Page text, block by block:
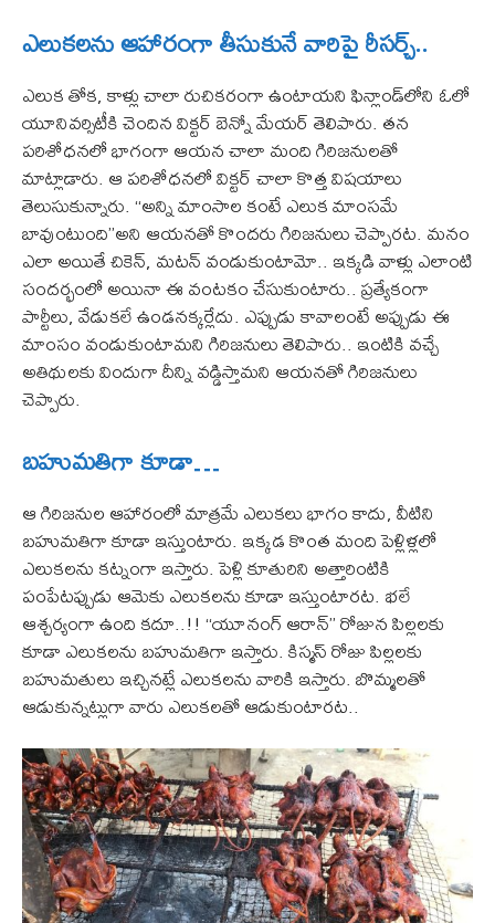
ఎలుకలను ఆహారంగా తీసుకునే వారిపై రీసర్చ్‌..
ఎలుక తోక, కాళ్లు చాలా రుచికరంగా ఉంటాయని ఫిన్లాండ్‌లోని ఓలో
యూనివర్సిటీకి చెందిన విక్టర్ బెన్నో మేయర్ తెలిపారు. తన
పరిశోధనలో భాగంగా ఆయన చాలా మంది గిరిజనులతో
మాట్లాడారు. ఆ పరిశోధనలో విక్టర్ చాలా కొత్త విషయాలు
తెలుసుకున్నారు. ‘‘అన్ని మాంసాల కంటే ఎలుక మాంసమే
బావుంటుంది’’అని ఆయనతో కొందరు గిరిజనులు చెప్పారట. మనం
ఎలా అయితే చికెన్‌, మటన్‌ వండుకుంటామో.. ఇక్కడి వాళ్లు ఎలాంటి
సందర్భంలో అయినా ఈ వంటకం చేసుకుంటారు.. ప్రత్యేకంగా
పార్టీలు, వేడుకలే ఉండనక్కర్లేదు. ఎప్పుడు కావాలంటే అప్పుడు ఈ
మాంసం వండుకుంటామని గిరిజనులు తెలిపారు.. ఇంటికి వచ్చే
అతిథులకు విందుగా దీన్ని వడ్డిస్తామని ఆయనతో గిరిజనులు
చెప్పారు.
బహుమతిగా కూడా…
ఆ గిరిజనుల ఆహారంలో మాత్రమే ఎలుకలు భాగం కాదు, వీటిని
బహుమతిగా కూడా ఇస్తుంటారు. ఇక్కడ కొంత మంది పెళ్లిళ్లలో
ఎలుకలను కట్నంగా ఇస్తారు. పెళ్లి కూతురిని అత్తారింటికి
పంపేటప్పుడు ఆమెకు ఎలుకలను కూడా ఇస్తుంటారట. భలే
ఆశ్చర్యంగా ఉంది కదూ..!! ‘‘యూనంగ్ ఆరాన్’’ రోజున పిల్లలకు
కూడా ఎలుకలను బహుమతిగా ఇస్తారు. కిస్మస్ రోజు పిల్లలకు
బహుమతులు ఇచ్చినట్లే ఎలుకలను వారికి ఇస్తారు. బొమ్మలతో
ఆడుకున్నట్లుగా వారు ఎలుకలతో ఆడుకుంటారట..